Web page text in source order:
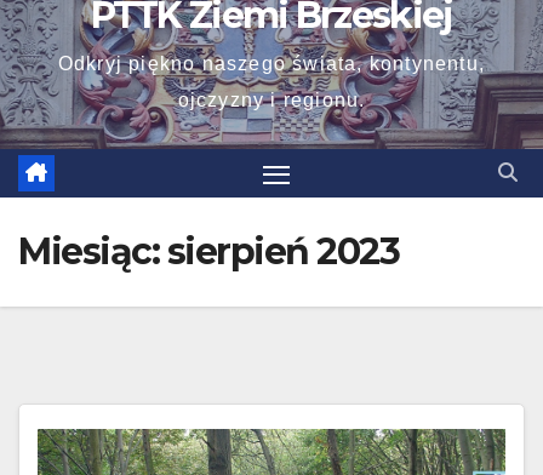
PTTK Ziemi Brzeskiej
Odkryj piękno naszego świata, kontynentu,
ojczyzny i regionu.
Miesiąc:sierpień 2023